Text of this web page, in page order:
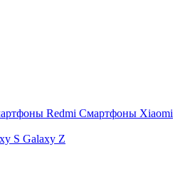
Redmi Смартфоны Xiaomi
S Galaxy Z